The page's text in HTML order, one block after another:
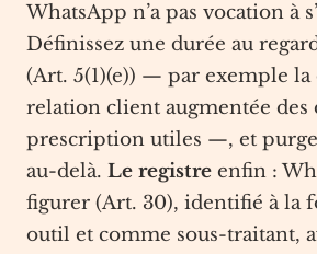
WhatsApp n’a pas vocation à
Définissez une durée au
(Art. 5(1)(e)) — par exemple la
relation client augmentée des
prescription utiles —, et
au-delà. Le registre enfin :
figurer (Art. 30), identifié à la
outil et comme sous-traitant,